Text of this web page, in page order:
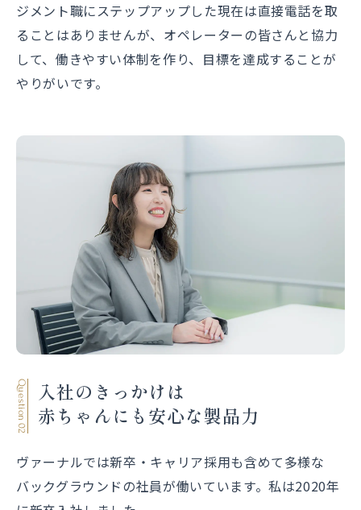
ジメント職にステップアップした現在は直接電話を取
ることはありませんが、オペレーターの皆さんと協力
して、働きやすい体制を作り、目標を達成することが
やりがいです。
Question 02
入社のきっかけは
赤ちゃんにも安心な製品力
ヴァーナルでは新卒・キャリア採用も含めて多様な
バックグラウンドの社員が働いています。私は2020年